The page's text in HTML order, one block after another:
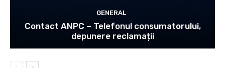
GENERAL
Contact ANPC – Telefonul consumatorului,
depunere reclamații